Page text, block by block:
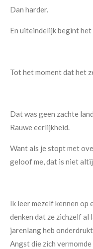
Dan harder.
En uiteindelijk begint het
Tot het moment dat het
Dat was geen zachte
Rauwe eerlijkheid.
Want als je stopt met
geloof me, dat is niet
Ik leer mezelf kennen op
denken dat ze zichzelf al
jarenlang heb
Angst die zich